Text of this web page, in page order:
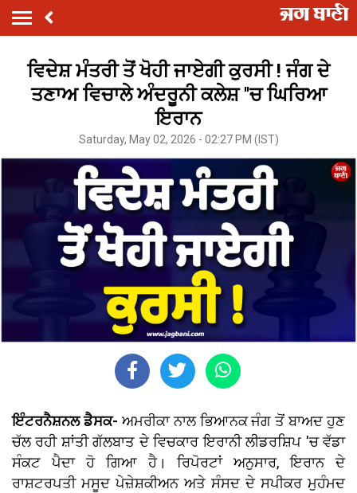
ਵਿਦੇਸ਼ ਮੰਤਰੀ ਤੋਂ ਖੋਹੀ ਜਾਏਗੀ ਕੁਰਸੀ ! ਜੰਗ ਦੇ
ਤਣਾਅ ਵਿਚਾਲੇ ਅੰਦਰੂਨੀ ਕਲੇਸ਼ ''ਚ ਘਿਰਿਆ
ਇਰਾਨ
Saturday, May 02, 2026 - 02:27 PM (IST)
ਇੰਟਰਨੈਸ਼ਨਲ ਡੈਸਕ- ਅਮਰੀਕਾ ਨਾਲ ਭਿਆਨਕ ਜੰਗ ਤੋਂ ਬਾਅਦ ਹੁਣ
ਚੱਲ ਰਹੀ ਸ਼ਾਂਤੀ ਗੱਲਬਾਤ ਦੇ ਵਿਚਕਾਰ ਇਰਾਨੀ ਲੀਡਰਸ਼ਿਪ 'ਚ ਵੱਡਾ
ਸੰਕਟ ਪੈਦਾ ਹੋ ਗਿਆ ਹੈ। ਰਿਪੋਰਟਾਂ ਅਨੁਸਾਰ, ਇਰਾਨ ਦੇ
ਰਾਸ਼ਟਰਪਤੀ ਮਸੂਦ ਪੇਜ਼ੇਸ਼ਕੀਅਨ ਅਤੇ ਸੰਸਦ ਦੇ ਸਪੀਕਰ ਮੁਹੰਮਦ